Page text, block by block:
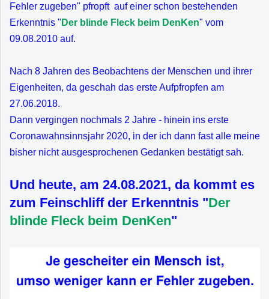
Fehler zugeben" pfropft auf einer schon bestehenden
Erkenntnis " Der blinde Fleck beim DenKen" vom
09.08.2010 auf.
Nach 8 Jahren des Beobachtens der Menschen und ihrer
Eigenheiten, da geschah das erste Aufpfropfen am
27.06.2018.
Dann vergingen nochmals 2 Jahre - hinein ins erste
Coronawahnsinnsjahr 2020, in der ich dann fast alle meine
bisher nicht ausgesprochenen Gedanken bestätigt sah.
Und heute, am 24.08.2021, da kommt es
zum Feinschliff der Erkenntnis "Der
blinde Fleck beim DenKen"